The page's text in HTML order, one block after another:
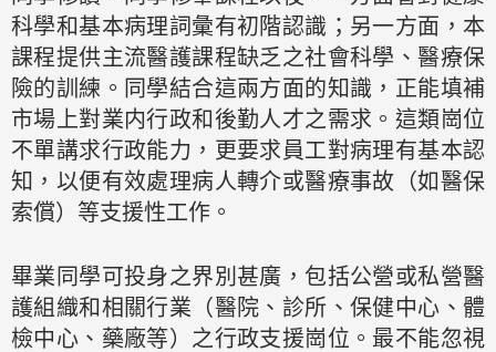
科學和基本病理詞彙有初階認識；另一方面，本
課程提供主流醫護課程缺乏之社會科學、醫療保
險的訓練。同學結合這兩方面的知識，正能填補
市場上對業内行政和後勤人才之需求。這類崗位
不單講求行政能力，更要求員工對病理有基本認
知，以便有效處理病人轉介或醫療事故（如醫保
索償）等支援性工作。
畢業同學可投身之界別甚廣，包括公營或私營醫
護組織和相關行業（醫院、診所、保健中心、體
檢中心、藥廠等）之行政支援崗位。最不能忽視